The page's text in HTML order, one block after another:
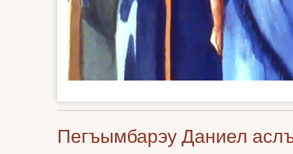
Пегъымбарэу Даниел